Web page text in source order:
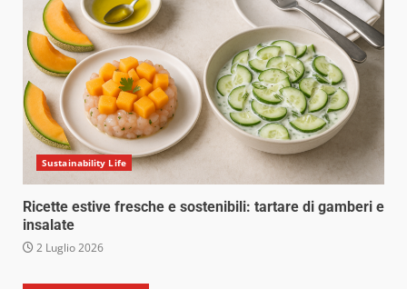
Sustainability Life
Ricette estive fresche e sostenibili: tartare di gamberi e
insalate
2 Luglio 2026